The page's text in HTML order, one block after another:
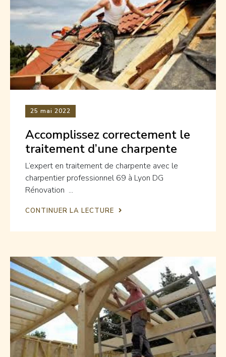
25 mai 2022
Accomplissez correctement le
traitement d’une charpente
L’expert en traitement de charpente avec le
charpentier professionnel 69 à Lyon DG
Rénovation ...
CONTINUER LA LECTURE